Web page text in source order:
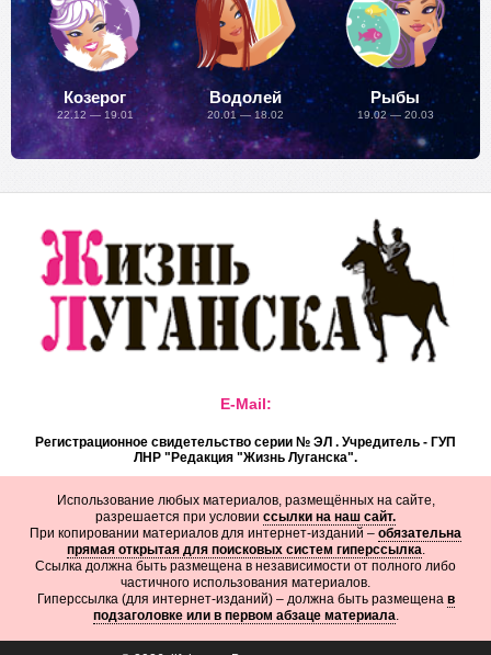
Козерог
22.12 — 19.01
Водолей
20.01 — 18.02
Рыбы
19.02 — 20.03
E-Mail:
Регистрационное свидетельство серии № ЭЛ . Учредитель - ГУП
ЛНР "Редакция "Жизнь Луганска".
Использование любых материалов, размещённых на сайте,
разрешается при условии ссылки на наш сайт.
При копировании материалов для интернет-изданий – обязательна
прямая открытая для поисковых систем гиперссылка.
Ссылка должна быть размещена в независимости от полного либо
частичного использования материалов.
Гиперссылка (для интернет-изданий) – должна быть размещена в
подзаголовке или в первом абзаце материала.